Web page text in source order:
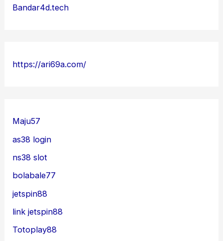
Bandar4d.tech
https://ari69a.com/
Maju57
as38 login
ns38 slot
bolabale77
jetspin88
link jetspin88
Totoplay88